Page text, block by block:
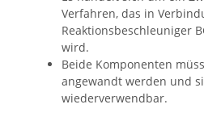
Verfahren, das in
Reaktionsbeschleuniger
wird.
Beide Komponenten
angewandt werden und
wiederverwendbar.